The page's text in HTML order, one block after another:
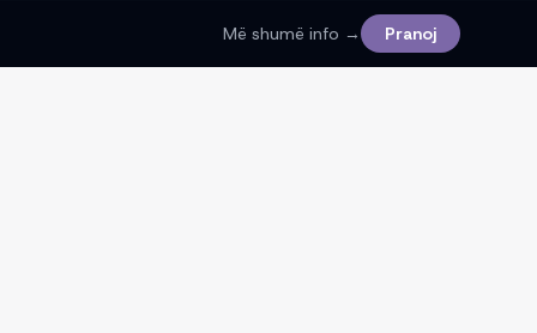
Më shumë info → Pranoj